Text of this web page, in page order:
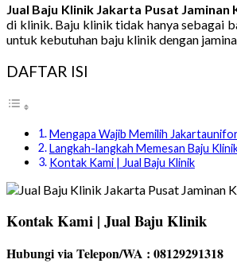
Jual Baju Klinik Jakarta Pusat
di klinik. Baju klinik tidak hanya sebagai
untuk kebutuhan baju klinik dengan
DAFTAR ISI
Mengapa Wajib Memilih
Langkah-langkah Memesan Baju
Kontak Kami | Jual Baju Klinik
Kontak Kami | Jual Baju Klinik
Hubungi via Telepon/WA : 08129291318